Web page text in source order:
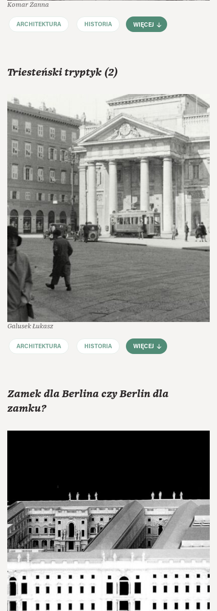
Komar Żanna
ARCHITEKTURA HISTORIA WIĘCEJ
Triesteński tryptyk (2)
Galusek Łukasz
ARCHITEKTURA HISTORIA WIĘCEJ
Zamek dla Berlina czy Berlin dla
zamku?